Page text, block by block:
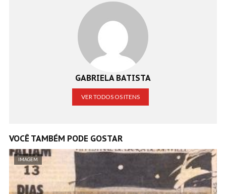
GABRIELA BATISTA
VER TODOS OS ITENS
VOCÊ TAMBÉM PODE GOSTAR
IMAGEM